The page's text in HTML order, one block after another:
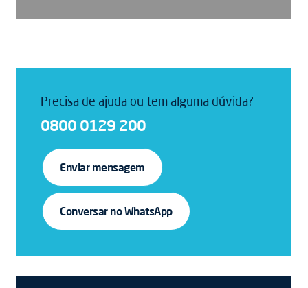
Precisa de ajuda ou tem alguma dúvida?
0800 0129 200
Enviar mensagem
Conversar no WhatsApp